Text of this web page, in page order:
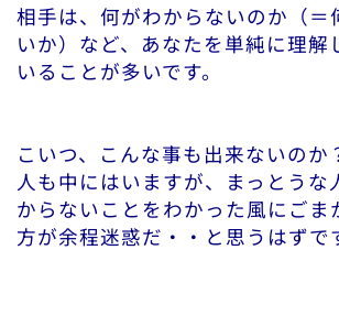
相手は、何がわからないのか（＝
いか）など、あなたを単純に理解
いることが多いです。
こいつ、こんな事も出来ないのか
人も中にはいますが、まっとうな
からないことをわかった風にごま
方が余程迷惑だ・・と思うはずで